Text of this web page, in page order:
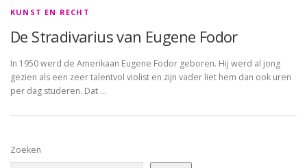
KUNST EN RECHT
De Stradivarius van Eugene Fodor
In 1950 werd de Amerikaan Eugene Fodor geboren. Hij werd al jong
gezien als een zeer talentvol violist en zijn vader liet hem dan ook uren
per dag studeren. Dat …
Zoeken